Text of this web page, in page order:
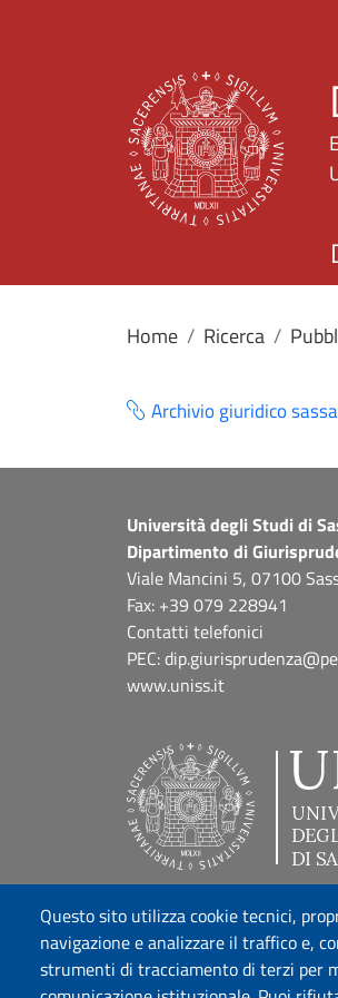
Questo sito utilizza cookie tecnici,
navigazione e analizzare il traffico e,
strumenti di tracciamento di terzi per
Home Ricerca
Archivio giuridico
Università degli Studi di
Dipartimento di
Viale Mancini 5, 07100
Fax: +39 079 228941
Contatti telefonici
PEC:
www.uniss.it